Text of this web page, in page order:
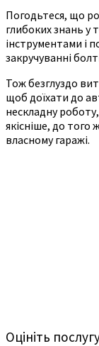
Погодьтеся, що
глибоких знань у
інструментами і
закручуванні
Тож безглуздо
щоб доїхати до
нескладну
якісніше, до
власному гаражі.
Оцініть